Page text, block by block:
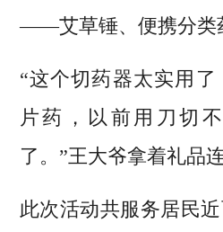
——艾草锤、便携分类
“这个切药器太实用
片药，以前用刀切
了。”王大爷拿着礼品
此次活动共服务居民